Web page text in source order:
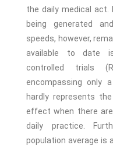
the daily medical
being generated
speeds, however,
available to date
controlled trials
encompassing only
hardly represents
effect when there
daily practice.
population average is